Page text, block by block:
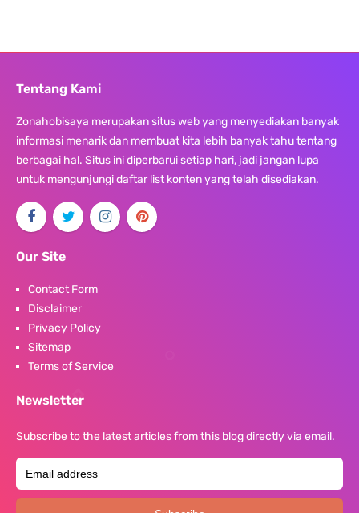
Tentang Kami
Zonahobisaya merupakan situs web yang menyediakan banyak
informasi menarik dan membuat kita lebih banyak tahu tentang
berbagai hal. Situs ini diperbarui setiap hari, jadi jangan lupa
untuk mengunjungi daftar list konten yang telah disediakan.
Our Site
Contact Form
Disclaimer
Privacy Policy
Sitemap
Terms of Service
Newsletter
Subscribe to the latest articles from this blog directly via email.